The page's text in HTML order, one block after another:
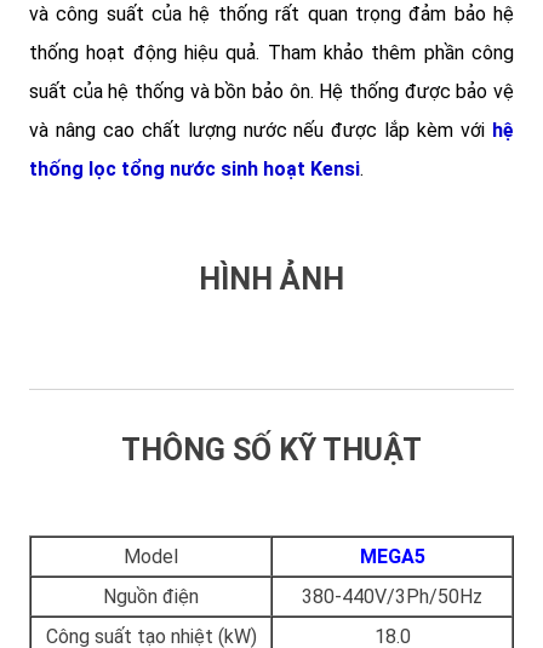
và công suất của hệ thống rất quan trọng đảm bảo hệ
thống hoạt động hiệu quả. Tham khảo thêm phần công
suất của hệ thống và bồn bảo ôn. Hệ thống được bảo vệ
và nâng cao chất lượng nước nếu được lắp kèm với hệ
thống lọc tổng nước sinh hoạt Kensi.
HÌNH ẢNH
THÔNG SỐ KỸ THUẬT
Model
MEGA5
Nguồn điện
380-440V/3Ph/50Hz
Công suất tạo nhiệt (kW)
18.0